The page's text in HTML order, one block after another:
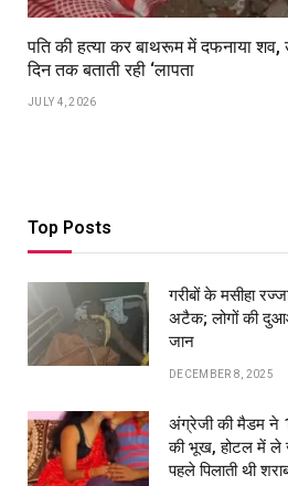
पति की हत्या कर बाथरूम में दफनाया
दिन तक बताती रही ‘लापता
JULY 4, 2026
Top Posts
गरीबों के मसीहा
अटैक; लोगों की
जान
DECEMBER 8, 2025
अंग्रेजी की मैडम ने
की भूख, होटल में ले
पहले पिलाती थी